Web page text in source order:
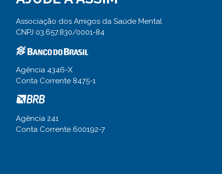
Associação dos Amigos da Saúde Mental
CNPJ 03.657.830/0001-84
Agência 4346-X
Conta Corrente 8475-1
Agência 241
Conta Corrente 600192-7